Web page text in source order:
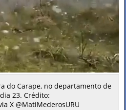
do Carape, no departamento de
23. Crédito:
X @MatiMederosURU